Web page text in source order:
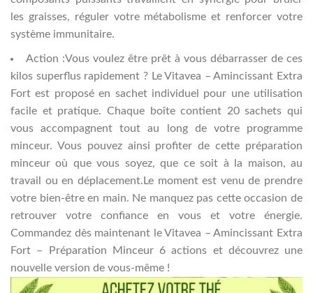
les graisses, réguler votre métabolisme et renforcer votre
système immunitaire.
Action :Vous voulez être prêt à vous débarrasser de ces
kilos superflus rapidement ? Le Vitavea – Amincissant Extra
Fort est proposé en sachet individuel pour une utilisation
facile et pratique. Chaque boîte contient 20 sachets qui
vous accompagnent tout au long de votre programme
minceur. Vous pouvez ainsi profiter de cette préparation
minceur où que vous soyez, que ce soit à la maison, au
travail ou en déplacement.Le moment est venu de prendre
votre bien-être en main. Ne manquez pas cette occasion de
retrouver votre confiance en vous et votre énergie.
Commandez dès maintenant le Vitavea – Amincissant Extra
Fort – Préparation Minceur 6 actions et découvrez une
nouvelle version de vous-même !